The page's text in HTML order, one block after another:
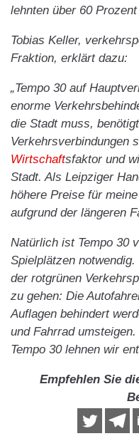
lehnten über 60
Tobias Keller,
Fraktion, erklärt dazu:
„Tempo 30 auf
enorme
die Stadt muss,
Verkehrsverbindungen
Wirtschaftsfaktor und
Stadt. Als Leipziger
höhere Preise für
aufgrund der längeren
Natürlich ist Tempo 30
Spielplätzen
der rotgrünen
zu gehen: Die
Auflagen behindert
und Fahrrad
Tempo 30 lehnen wir
Empfehlen Sie